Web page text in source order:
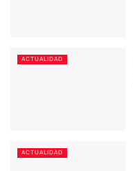
ACTUALIDAD
ACTUALIDAD